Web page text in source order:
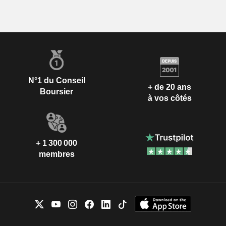
N°1 du Conseil
Boursier
+ de 20 ans
à vos côtés
+ 1 300 000
membres